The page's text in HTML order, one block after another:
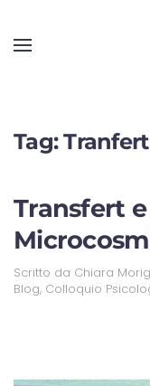
Tag:Tranfert
Transfert
Scritto da Chiara
Blog, Colloquio